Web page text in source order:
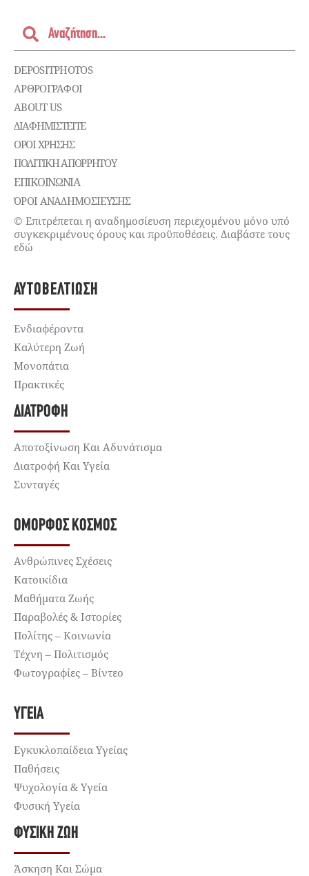
DEPOSITPHOTOS
ΑΡΘΡΟΓΡΑΦΟΙ
ABOUT US
ΔΙΑΦΗΜΙΣΤΕΊΤΕ
ΌΡΟΙ ΧΡΉΣΗΣ
ΠΟΛΙΤΙΚΉ ΑΠΟΡΡΉΤΟΥ
ΕΠΙΚΟΙΝΩΝΊΑ
ΌΡΟΙ ΑΝΑΔΗΜΟΣΙΕΥΣΗΣ
© Επιτρέπεται η αναδημοσίευση περιεχομένου μόνο υπό
συγκεκριμένους όρους και προϋποθέσεις. Διαβάστε τους
εδώ
ΑΥΤΟΒΕΛΤΊΩΣΗ
Ενδιαφέροντα
Καλύτερη Ζωή
Μονοπάτια
Πρακτικές
ΔΙΑΤΡΟΦΉ
Αποτοξίνωση Και Αδυνάτισμα
Διατροφή Και Υγεία
Συνταγές
ΌΜΟΡΦΟΣ ΚΌΣΜΟΣ
Ανθρώπινες Σχέσεις
Κατοικίδια
Μαθήματα Ζωής
Παραβολές & Ιστορίες
Πολίτης – Κοινωνία
Τέχνη – Πολιτισμός
Φωτογραφίες – Βίντεο
ΥΓΕΊΑ
Εγκυκλοπαίδεια Υγείας
Παθήσεις
Ψυχολογία & Υγεία
Φυσική Υγεία
ΦΥΣΙΚΉ ΖΩΉ
Άσκηση Και Σώμα